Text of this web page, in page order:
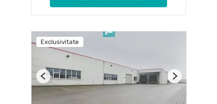
Exclusivitate
Previous Next